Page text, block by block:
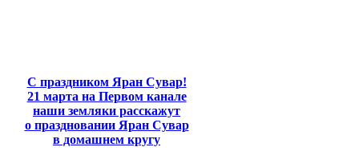
С праздником Яран Сувар!
21 марта на Первом канале
наши земляки расскажут
о праздновании Яран Сувар
в домашнем кругу